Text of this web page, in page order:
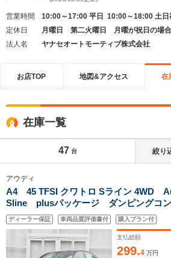
営業時間
10:00～17:00 平日 10:00～18:00 土日
定休日
月曜日 第二火曜日 月曜が祝日の場合
法人名
ヤナセオートモーティブ株式会社
お店TOP 地図&アクセス 在
在庫一覧
47 台 絞り
アウディ
A4 45 TFSI クワトロ Sライン 4WD
Sline plusパッケージ ダンピングコン
ペンション パークアシストパッケー
ドライトパッケージ TVチューナー
定中古車保証1年
ディーラー保証 車両品質評価書付 購入プラン付
支払総額
299.4 万円